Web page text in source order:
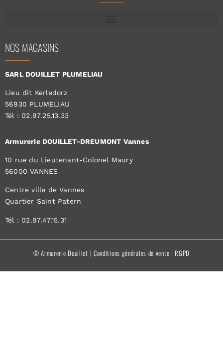
NOS MAGASINS
SARL DOUILLET PLUMELIAU
Lieu dit Kerledorz
56930 PLUMELIAU
Tél : 02.97.25.13.33
Armurerie DOUILLET-DREUMONT Vannes
10 rue du Lieutenant-Colonel Maury
56000 VANNES
Centre ville de Vannes
Quartier Saint Patern
Tél : 02.97.47.15.31
© Armurerie Douillet | Conditions générales de vente | RGPD